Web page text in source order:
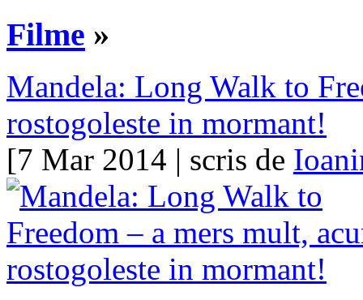
Filme »
Mandela: Long Walk to
rostogoleste in mormant!
[7 Mar 2014 | scris de